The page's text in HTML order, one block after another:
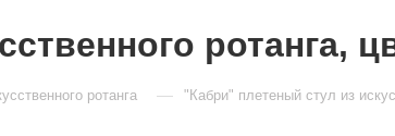
ротанга,
ротанга — "Кабри" плетеный стул из